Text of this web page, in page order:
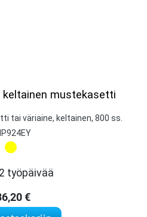
keltainen mustekasetti
tai väriaine, keltainen, 800 ss.
työpäivää
€